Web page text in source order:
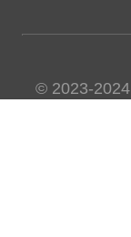
© 2023-